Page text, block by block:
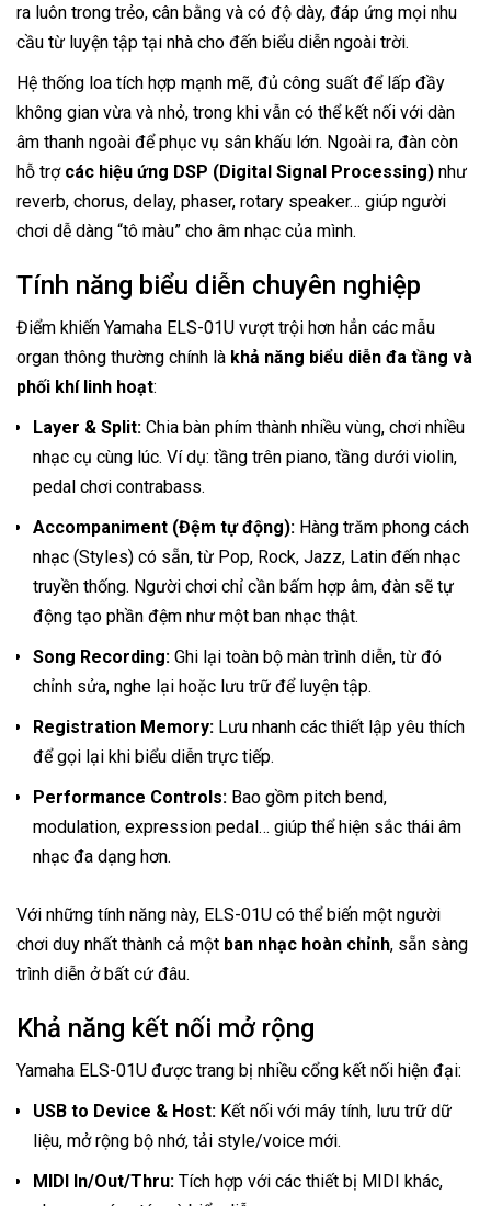
ra luôn trong trẻo, cân bằng và có độ dày, đáp ứng mọi nhu
cầu từ luyện tập tại nhà cho đến biểu diễn ngoài trời.
Hệ thống loa tích hợp mạnh mẽ, đủ công suất để lấp đầy
không gian vừa và nhỏ, trong khi vẫn có thể kết nối với dàn
âm thanh ngoài để phục vụ sân khấu lớn. Ngoài ra, đàn còn
hỗ trợ các hiệu ứng DSP (Digital Signal Processing) như
reverb, chorus, delay, phaser, rotary speaker… giúp người
chơi dễ dàng “tô màu” cho âm nhạc của mình.
Tính năng biểu diễn chuyên nghiệp
Điểm khiến Yamaha ELS-01U vượt trội hơn hẳn các mẫu
organ thông thường chính là khả năng biểu diễn đa tầng và
phối khí linh hoạt:
Layer & Split: Chia bàn phím thành nhiều vùng, chơi nhiều
nhạc cụ cùng lúc. Ví dụ: tầng trên piano, tầng dưới violin,
pedal chơi contrabass.
Accompaniment (Đệm tự động): Hàng trăm phong cách
nhạc (Styles) có sẵn, từ Pop, Rock, Jazz, Latin đến nhạc
truyền thống. Người chơi chỉ cần bấm hợp âm, đàn sẽ tự
động tạo phần đệm như một ban nhạc thật.
Song Recording: Ghi lại toàn bộ màn trình diễn, từ đó
chỉnh sửa, nghe lại hoặc lưu trữ để luyện tập.
Registration Memory: Lưu nhanh các thiết lập yêu thích
để gọi lại khi biểu diễn trực tiếp.
Performance Controls: Bao gồm pitch bend,
modulation, expression pedal… giúp thể hiện sắc thái âm
nhạc đa dạng hơn.
Với những tính năng này, ELS-01U có thể biến một người
chơi duy nhất thành cả một ban nhạc hoàn chỉnh, sẵn sàng
trình diễn ở bất cứ đâu.
Khả năng kết nối mở rộng
Yamaha ELS-01U được trang bị nhiều cổng kết nối hiện đại:
USB to Device & Host: Kết nối với máy tính, lưu trữ dữ
liệu, mở rộng bộ nhớ, tải style/voice mới.
MIDI In/Out/Thru: Tích hợp với các thiết bị MIDI khác,